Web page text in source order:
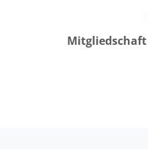
Mitgliedschaft